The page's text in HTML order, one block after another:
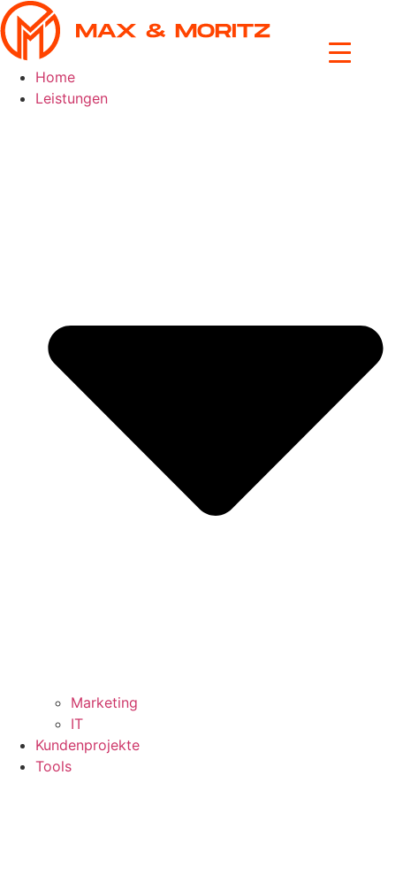
Skip
to
content
Home
Leistungen
Marketing
IT
Kundenprojekte
Tools